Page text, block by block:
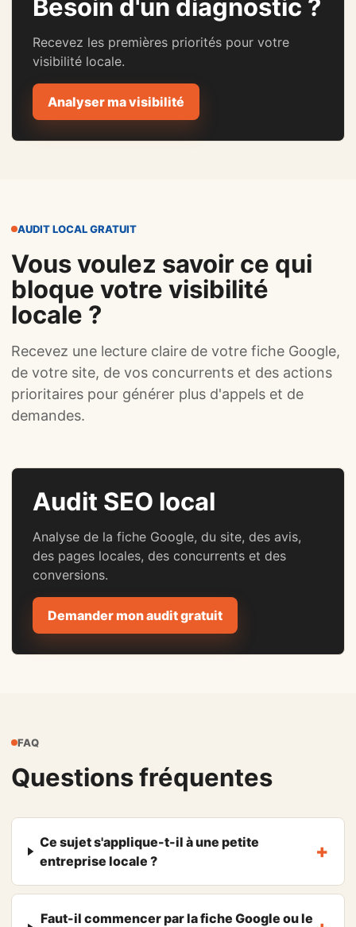
Besoin d'un diagnostic ?
Recevez les premières priorités pour votre
visibilité locale.
Analyser ma visibilité
AUDIT LOCAL GRATUIT
Vous voulez savoir ce qui
bloque votre visibilité
locale ?
Recevez une lecture claire de votre fiche Google,
de votre site, de vos concurrents et des actions
prioritaires pour générer plus d'appels et de
demandes.
Audit SEO local
Analyse de la fiche Google, du site, des avis,
des pages locales, des concurrents et des
conversions.
Demander mon audit gratuit
FAQ
Questions fréquentes
Ce sujet s'applique-t-il à une petite
entreprise locale ?
Faut-il commencer par la fiche Google ou le